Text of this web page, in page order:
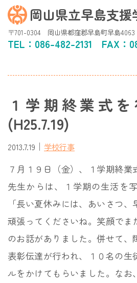
岡山県立早島支援
〒701-0304 岡山県都窪郡早島町早島4063
TEL： 086-482-2131 FAX：
１学期終業式
(H25.7.19)
2013.7.19 ｜ 学校行事
７月１９日（金）、１学期終
先生からは、１学期の生活を
「長い夏休みには、あいさつ
頑張ってくださいね。笑顔でま
のお話がありました。併せて、
表彰伝達が行われ、１０名の生
ルをかけてもらいました。なお